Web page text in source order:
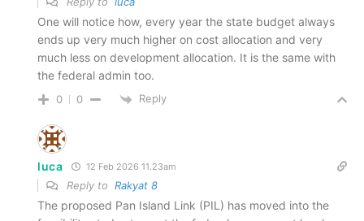
One will notice how, every year the state budget always
ends up very much higher on cost allocation and very
much less on development allocation. It is the same with
the federal admin too.
0 0 Reply
luca 12 Feb 2026 11.23am
Reply to Rakyat 8
The proposed Pan Island Link (PIL) has moved into the